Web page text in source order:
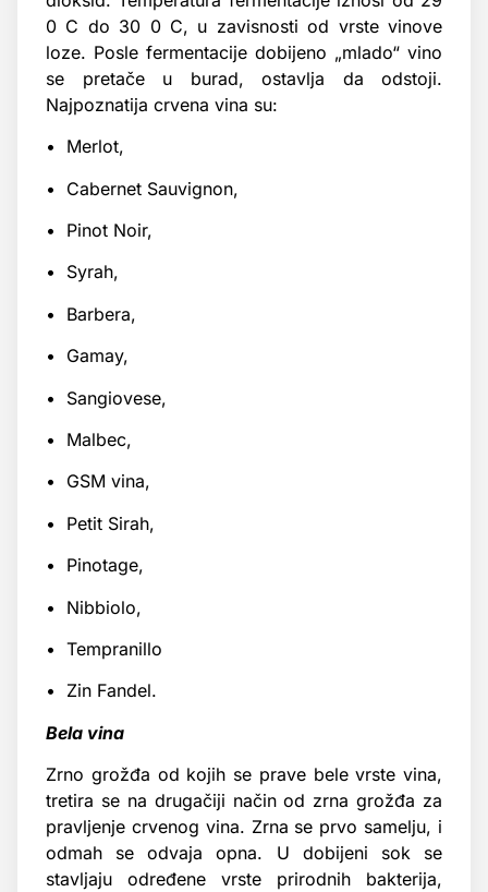
0 C do 30 0 C, u zavisnosti od vrste vinove
loze. Posle fermentacije dobijeno „mlado“ vino
se pretače u burad, ostavlja da odstoji.
Najpoznatija crvena vina su:
• Merlot,
• Cabernet Sauvignon,
• Pinot Noir,
• Syrah,
• Barbera,
• Gamay,
• Sangiovese,
• Malbec,
• GSM vina,
• Petit Sirah,
• Pinotage,
• Nibbiolo,
• Tempranillo
• Zin Fandel.
Bela vina
Zrno grožđa od kojih se prave bele vrste vina,
tretira se na drugačiji način od zrna grožđa za
pravljenje crvenog vina. Zrna se prvo samelju, i
odmah se odvaja opna. U dobijeni sok se
stavljaju određene vrste prirodnih bakterija,